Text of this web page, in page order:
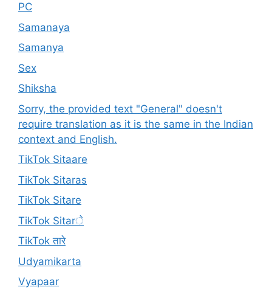
PC
Samanaya
Samanya
Sex
Shiksha
Sorry, the provided text "General" doesn't
require translation as it is the same in the Indian
context and English.
TikTok Sitaare
TikTok Sitaras
TikTok Sitare
TikTok Sitarे
TikTok तारे
Udyamikarta
Vyapaar